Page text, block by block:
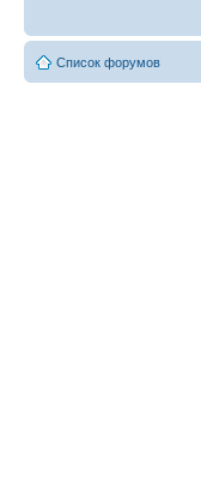
Список форумов